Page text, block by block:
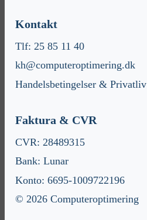
Kontakt
Tlf: 25 85 11 40
kh@computeroptimering.dk
Handelsbetingelser & Privatliv
Faktura & CVR
CVR: 28489315
Bank: Lunar
Konto: 6695-1009722196
© 2026 Computeroptimering